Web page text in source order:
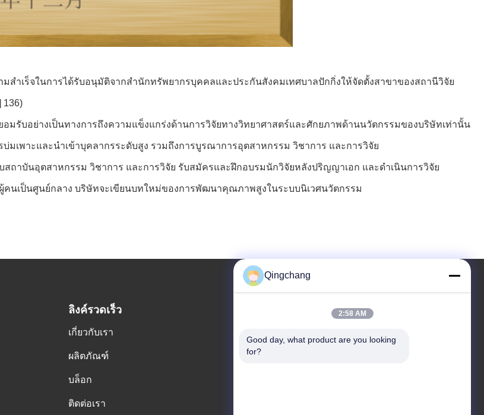
มสำเร็จในการได้รับอนุมัติจากสำนักทรัพยากรบุคคลและประกันสังคมเทศบาลปักกิ่งให้จัดตั้งสาขาของสถานีวิจัย
136)
มรับอย่างเป็นทางการถึงความแข็งแกร่งด้านการวิจัยทางวิทยาศาสตร์และศักยภาพด้านนวัตกรรมของบริษัทเท่านั้น
มเพาะและนำเข้าบุคลากรระดับสูง รวมถึงการบูรณาการอุตสาหกรรม วิชาการ และการวิจัย
ถาบันอุตสาหกรรม วิชาการ และการวิจัย รับสมัครและฝึกอบรมนักวิจัยหลังปริญญาเอก และดำเนินการวิจัย
นเป็นศูนย์กลาง บริษัทจะเขียนบทใหม่ของการพัฒนาคุณภาพสูงในระบบนิเวศนวัตกรรม
ลิงค์รวดเร็ว
เกี่ยวกับเรา
ผลิตภัณฑ์
บล็อก
ติดต่อเรา
C1111 GEM เทคเซ็นเตอร์, เลขที่ 9, ถนน Shangdi สาย 3, ปักกิ่ง
Qingchang
2:58 AM
Good day, what product are you looking
for?